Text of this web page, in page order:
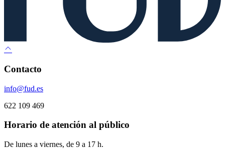
Contacto
info@fud.es
622 109 469
Horario de atención al público
De lunes a viernes, de 9 a 17 h.